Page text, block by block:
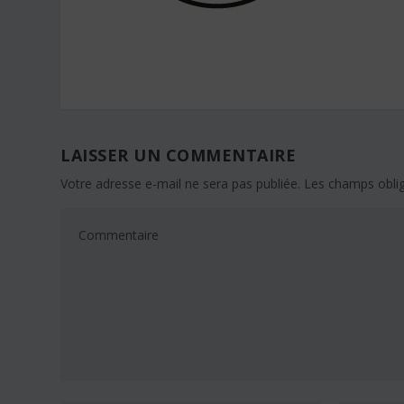
LAISSER UN COMMENTAIRE
Votre adresse e-mail ne sera pas publiée. Les champs